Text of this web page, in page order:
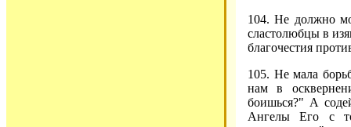
104. Не должно
сластолюбцы в
благочестия
105. Не мала
нам в
боишься?" А
Ангелы Его с